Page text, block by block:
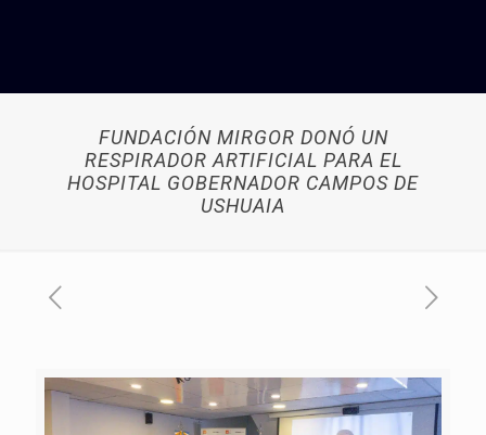
FUNDACIÓN MIRGOR DONÓ UN
RESPIRADOR ARTIFICIAL PARA EL
HOSPITAL GOBERNADOR CAMPOS DE
USHUAIA